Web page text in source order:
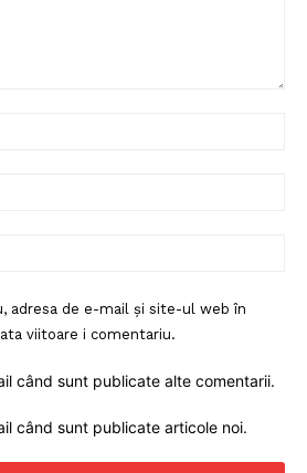
adresa de e-mail și site-ul web în
viitoare i comentariu.
când sunt publicate alte comentarii.
când sunt publicate articole noi.